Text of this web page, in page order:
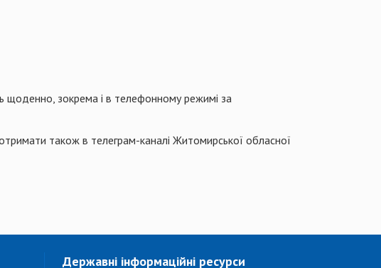
щоденно, зокрема і в телефонному режимі за
також в телеграм-каналі Житомирської обласної
Державні інформаційні ресурси